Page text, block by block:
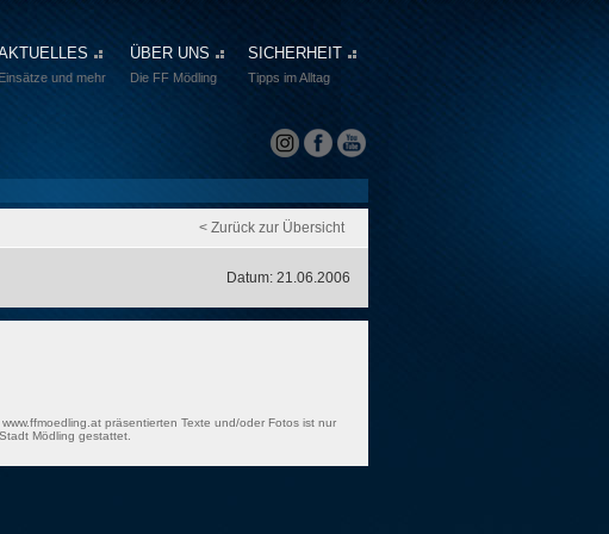
Einsätze und mehr
ÜBER UNS
Die FF Mödling
SICHERHEIT
Tipps im Alltag
< Zurück zur Übersicht
Datum: 21.06.2006
präsentierten Texte und/oder Fotos ist nur
Mödling gestattet.